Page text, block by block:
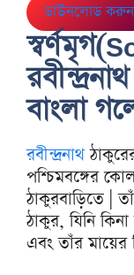
ডাউনলোড করুন
বাংলা
রবীন্দ্রনাথ
পশ্চিমবঙ্গের
ঠাকুরবাড়িতে |
ঠাকুর, যিনি
এবং তাঁর মায়ের